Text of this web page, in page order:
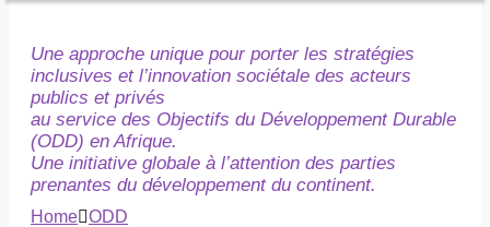
Une approche unique pour porter les stratégies
inclusives et l’innovation sociétale des acteurs
publics et privés
au service des Objectifs du Développement Durable
(ODD) en Afrique.
Une initiative globale à l’attention des parties
prenantes du développement du continent.
Home ODD